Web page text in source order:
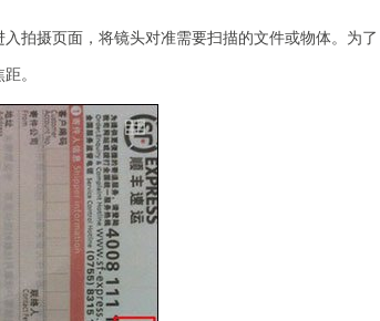
拍摄页面，将镜头对准需要扫描的文件或物体。为了
。